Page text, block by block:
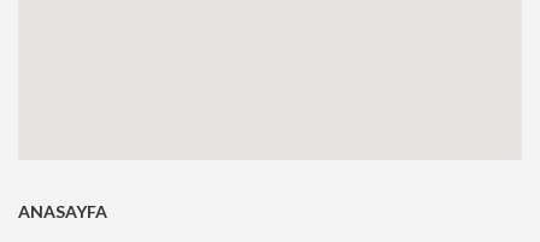
ANASAYFA